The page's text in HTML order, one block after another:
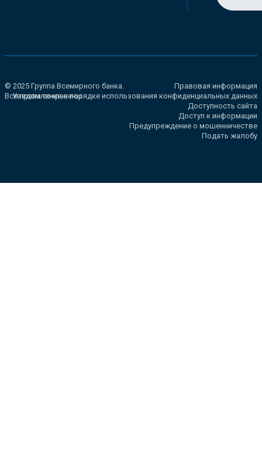
© 2025 Группа Всемирного банка.
Все права сохранены.
Правовая информация
Уведомление о порядке использования конфиденциальных данных
Доступность сайта
Доступ к информации
Предупреждение о мошенничестве
Подать жалобу